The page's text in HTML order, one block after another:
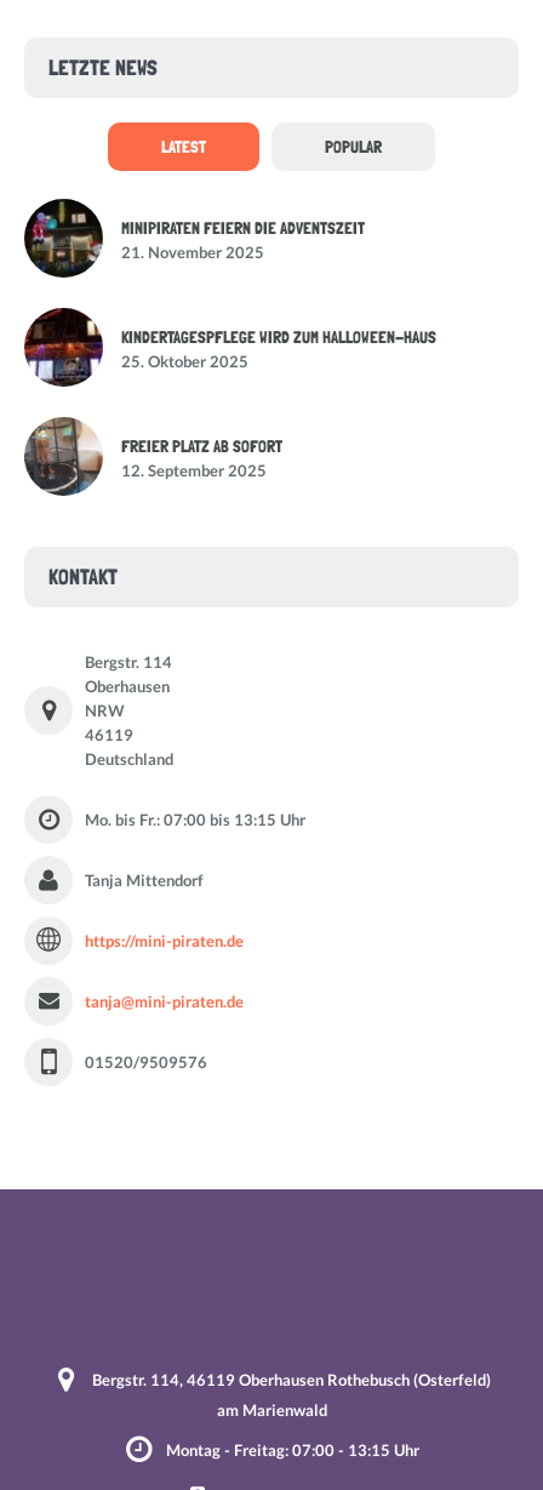
LETZTE NEWS
LATEST POPULAR
MINIPIRATEN FEIERN DIE ADVENTSZEIT
21. November 2025
KINDERTAGESPFLEGE WIRD ZUM HALLOWEEN-HAUS
25. Oktober 2025
FREIER PLATZ AB SOFORT
12. September 2025
KONTAKT
Bergstr. 114
Oberhausen
NRW
46119
Deutschland
Mo. bis Fr.: 07:00 bis 13:15 Uhr
Tanja Mittendorf
https://mini-piraten.de
tanja@mini-piraten.de
01520/9509576
Bergstr. 114, 46119 Oberhausen Rothebusch (Osterfeld)
am Marienwald
Montag - Freitag: 07:00 - 13:15 Uhr